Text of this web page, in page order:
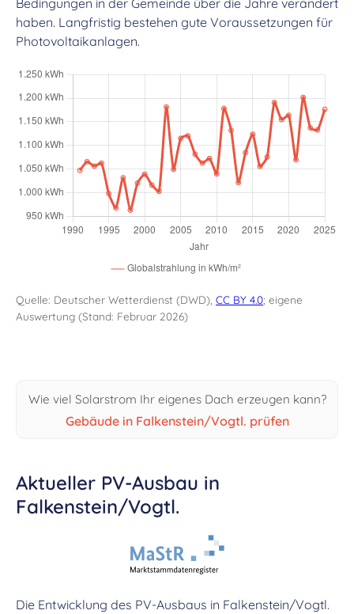
Bedingungen in der Gemeinde über die Jahre verändert
haben. Langfristig bestehen gute Voraussetzungen für
Photovoltaikanlagen.
Quelle: Deutscher Wetterdienst (DWD), CC BY 4.0; eigene
Auswertung (Stand: Februar 2026)
Wie viel Solarstrom Ihr eigenes Dach erzeugen kann?
Gebäude in Falkenstein/Vogtl. prüfen
Aktueller PV-Ausbau in
Falkenstein/Vogtl.
Die Entwicklung des PV-Ausbaus in Falkenstein/Vogtl.